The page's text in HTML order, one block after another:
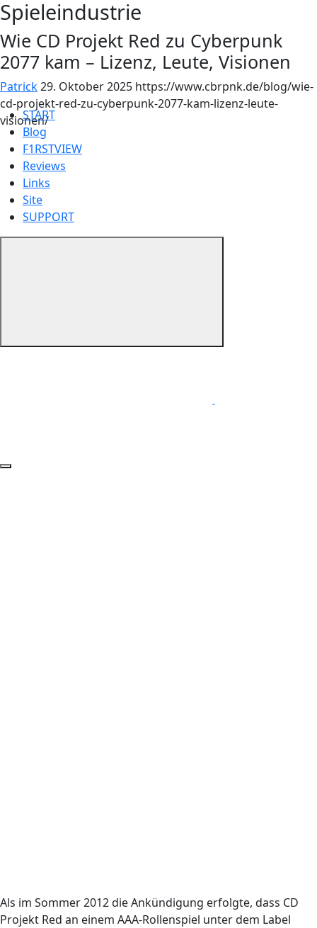
START
Blog
F1RSTVIEW
Reviews
Links
Site
SUPPORT
Spieleindustrie
Wie CD Projekt Red zu Cyberpunk
2077 kam – Lizenz, Leute, Visionen
Patrick29. Oktober 2025 https://www.cbrpnk.de/blog/wie-
cd-projekt-red-zu-cyberpunk-2077-kam-lizenz-leute-
visionen/
Als im Sommer 2012 die Ankündigung erfolgte, dass CD
Projekt Red an einem AAA-Rollenspiel unter dem Label